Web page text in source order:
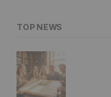
TOP NEWS